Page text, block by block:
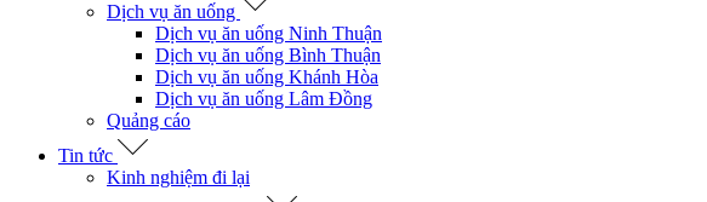
Dịch vụ ăn uống
Dịch vụ ăn uống Ninh Thuận
Dịch vụ ăn uống Bình Thuận
Dịch vụ ăn uống Khánh Hòa
Dịch vụ ăn uống Lâm Đồng
Quảng cáo
Tin tức
Kinh nghiệm đi lại